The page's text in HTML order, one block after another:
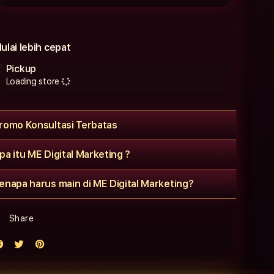
lebih cepat
Pickup
Loading store
Konsultasi Terbatas
itu ME Digital Marketing ?
harus main di ME Digital Marketing?
Share